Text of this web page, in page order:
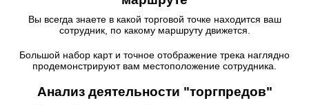
Вы всегда знаете в какой торговой точке находится ваш
сотрудник, по какому маршруту движется.
Большой набор карт и точное отображение трека наглядно
продемонстрируют вам местоположение сотрудника.
Анализ деятельности "торгпредов"